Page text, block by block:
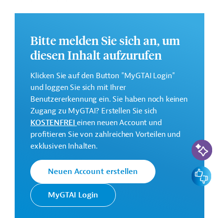
Kontaktadresse
Französische
Entwicklungsagentur
Die AFD finanziert und
begleitet
ihren Partnerländern mit dem
Ziel, eine nachhaltigere und
gerechtere Welt zu schaffen.
Bitte melden Sie sich an, um
diesen Inhalt aufzurufen
Klicken Sie auf den Button "MyGTAI Login"
und loggen Sie sich mit Ihrer
Benutzererkennung ein. Sie haben noch keinen
Zugang zu MyGTAI? Erstellen Sie sich
KOSTENFREIeinen neuen Account und
profitieren Sie von zahlreichen Vorteilen und
exklusiven Inhalten.
Neuen Account erstellen
MyGTAI Login
KI-